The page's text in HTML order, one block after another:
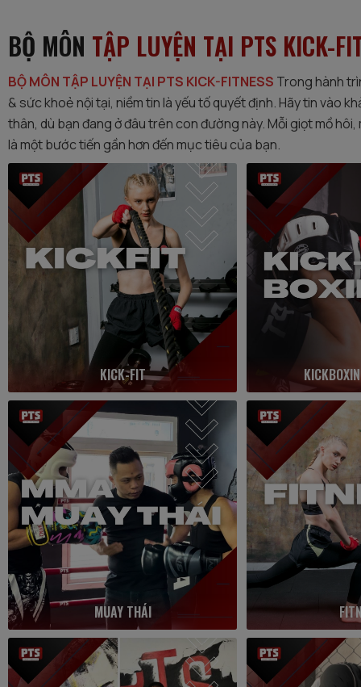
BỘ MÔN TẬP LUYỆN TẠI PTS KICK-
BỘ MÔN TẬP LUYỆN TẠI PTS KICK-FITNESS Trong hành
& sức khoẻ nội tại, niềm tin là yếu tố quyết định. Hãy tin vào
thân, dù bạn đang ở đâu trên con đường này. Mỗi giọt mồ hôi,
là một bước tiến gần hơn đến mục tiêu của bạn.
KICK-FIT
MUAY THÁI